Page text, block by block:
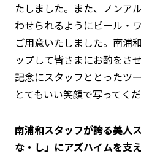
たしました。また、ノンア
わせられるようにビール・
ご用意いたしました。南浦
ップして皆さまにお酌をさ
記念にスタッフととったツ
とてもいい笑顔で写ってく
南浦和スタッフが誇る美人
な・し」にアズハイムを支